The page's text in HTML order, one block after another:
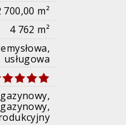
700,00 m²
4 762 m²
usługowa